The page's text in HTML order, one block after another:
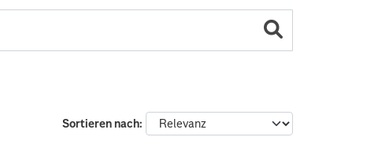
Sortieren nach